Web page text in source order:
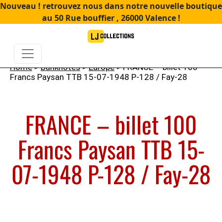
Nouveau ! retrouvez nous dans notre nouvelle boutique
au 50 Rue bouffier , 26000 Valence !
Home>Banknotes>Europe> FRANCE – billet 100
Francs Paysan TTB 15-07-1948 P-128 / Fay-28
FRANCE – billet 100
Francs Paysan TTB 15-
07-1948 P-128 / Fay-28